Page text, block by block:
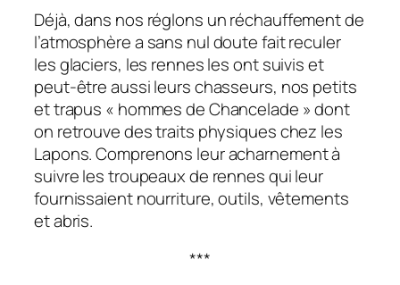
Déjà, dans nos réglons un réchauffement de
l’atmosphère a sans nul doute fait reculer
les glaciers, les rennes les ont suivis et
peut-être aussi leurs chasseurs, nos petits
et trapus « hommes de Chancelade » dont
on retrouve des traits physiques chez les
Lapons. Comprenons leur acharnement à
suivre les troupeaux de rennes qui leur
fournissaient nourriture, outils, vêtements
et abris.
***